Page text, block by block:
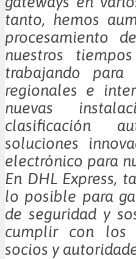
tanto, hemos
procesamiento
nuestros
trabajando para
regionales e
nuevas
clasificación
soluciones
electrónico para
En DHL Express,
lo posible para
de seguridad y
cumplir con los
socios y